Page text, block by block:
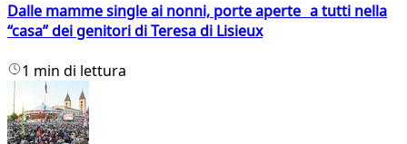
Dalle mamme single ai nonni, porte aperte a tutti nella
“casa” dei genitori di Teresa di Lisieux
1 min di lettura